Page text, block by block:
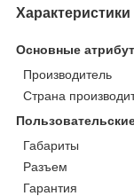
Характеристики
Основные
Производитель
Страна
Габариты
Разъем
Гарантия